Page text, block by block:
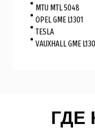
MTU MTL 5048
OPEL GME L1301
TESLA
VAUXHALL GME
ГДЕ